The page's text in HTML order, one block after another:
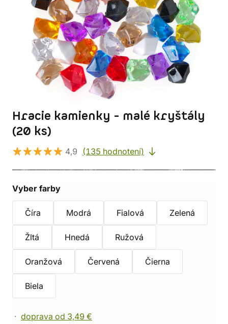
Hracie kamienky - malé kryštály
(20 ks)
4,9 (135 hodnotení)
Vyber farby
Číra Modrá Fialová Zelená
Žltá Hnedá Ružová
Oranžová Červená Čierna
Biela
doprava od 3,49 €